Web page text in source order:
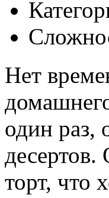
Нет
один раз,
торт, что